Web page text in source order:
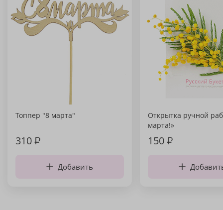
Топпер "8 марта"
310₽
Добавить
Открытка ручной
марта!»
150₽